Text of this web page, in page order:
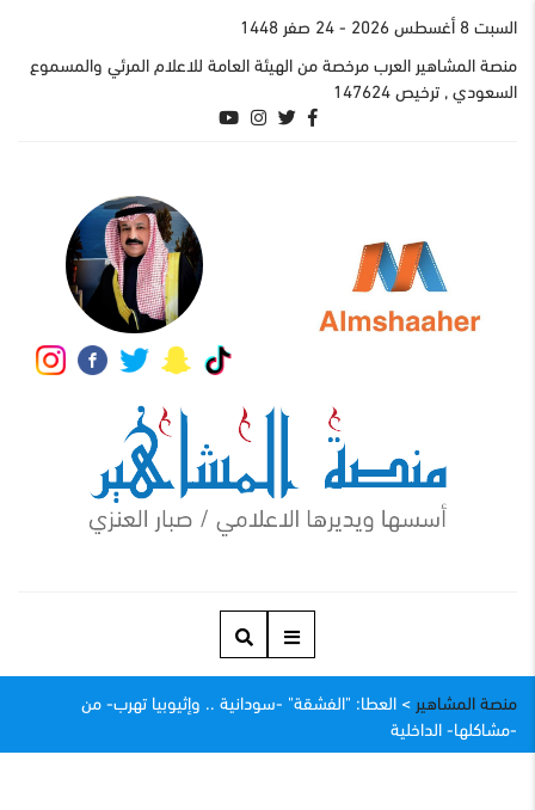
السبت 8 أغسطس 2026
- 24 صفر 1448
منصة المشاهير العرب مرخصة من الهيئة العامة للاعلام المرئي والمسموع
السعودي , ترخيص 147624
منصة المشاهير > العطا: "الفشقة" -سودانية .. وإثيوبيا تهرب- من
-مشاكلها- الداخلية